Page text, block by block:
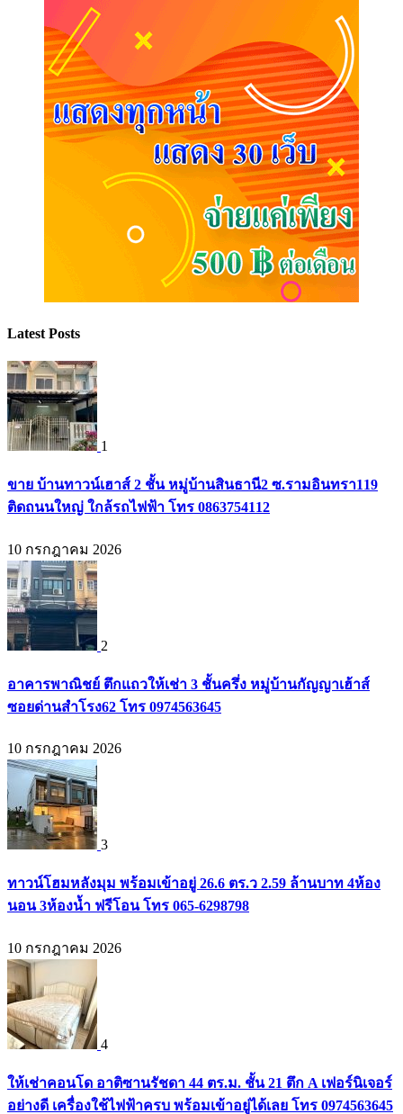
Latest Posts
1
ขาย บ้านทาวน์เฮาส์ 2 ชั้น หมู่บ้านสินธานี2 ซ.รามอินทรา119
ติดถนนใหญ่ ใกล้รถไฟฟ้า โทร 0863754112
10 กรกฎาคม 2026
2
อาคารพาณิชย์ ตึกแถวให้เช่า 3 ชั้นครึ่ง หมู่บ้านกัญญาเฮ้าส์
ซอยด่านสำโรง62 โทร 0974563645
10 กรกฎาคม 2026
3
ทาวน์โฮมหลังมุม พร้อมเข้าอยู่ 26.6 ตร.ว 2.59 ล้านบาท 4ห้อง
นอน 3ห้องน้ำ ฟรีโอน โทร 065-6298798
10 กรกฎาคม 2026
4
ให้เช่าคอนโด อาติซานรัชดา 44 ตร.ม. ชั้น 21 ตึก A เฟอร์นิเจอร์
อย่างดี เครื่องใช้ไฟฟ้าครบ พร้อมเข้าอยู่ได้เลย โทร 0974563645